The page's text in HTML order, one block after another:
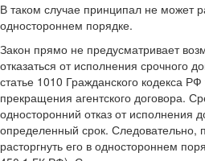
В таком случае принципал не может
одностороннем порядке.
Закон прямо не предусматривает
отказаться от исполнения срочного
статье 1010 Гражданского кодекса
прекращения агентского договора.
односторонний отказ от исполнения
определенный срок. Следовательно,
расторгнуть его в одностороннем